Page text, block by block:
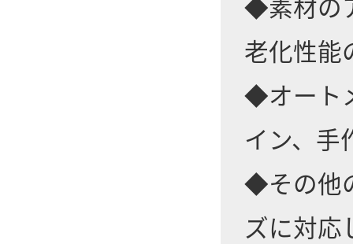
老化性能
◆オート
イン、手
◆その他
ズに対応